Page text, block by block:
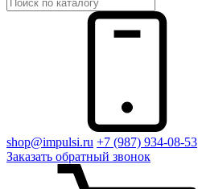
shop@impulsi.ru +7 (987) 934-08-53
Заказать обратный звонок